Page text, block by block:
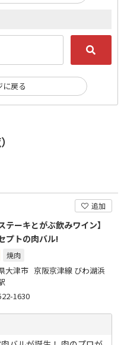
追加
テーキとがぶ飲みワイン】
プトの肉バル!
焼肉
大津市 京阪京津線 びわ湖浜
1630
に戻る